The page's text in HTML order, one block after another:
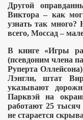
Другой
Виктора – как
узнать так много?
всего, Моссад –
В книге «Игры
(псевдоним члена
Руперта
Лэнгли, штат
указывают
Парквэй на
работают 25
не старается